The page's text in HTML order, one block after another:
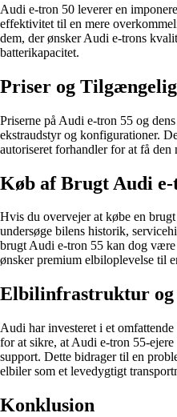
Audi e-tron 50 leverer en
effektivitet til en mere
dem, der ønsker Audi e-trons
batterikapacitet.
Priser og
Priserne på Audi e-tron 55 og
ekstraudstyr og konfigurationer.
autoriseret forhandler for at få
Køb af Brugt Audi
Hvis du overvejer at købe en
undersøge bilens historik,
brugt Audi e-tron 55 kan dog
ønsker premium elbiloplevelse til
Elbilinfrastruktur og
Audi har investeret i et
for at sikre, at Audi e-tron 55-
support. Dette bidrager til en
elbiler som et levedygtigt
Konklusion